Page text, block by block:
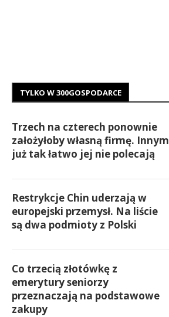
TYLKO W 300GOSPODARCE
Trzech na czterech ponownie
założyłoby własną firmę. Innym
już tak łatwo jej nie polecają
Restrykcje Chin uderzają w
europejski przemysł. Na liście
są dwa podmioty z Polski
Co trzecią złotówkę z
emerytury seniorzy
przeznaczają na podstawowe
zakupy